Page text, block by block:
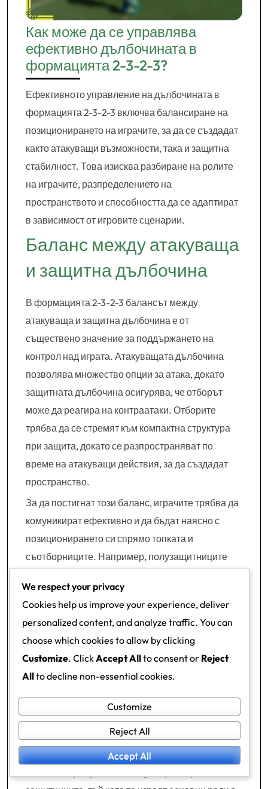
Как може да се управлява
ефективно дълбочината в
формацията 2-3-2-3?
Ефективното управление на дълбочината в
формацията 2-3-2-3 включва балансиране на
позиционирането на играчите, за да се създадат
както атакуващи възможности, така и защитна
стабилност. Това изисква разбиране на ролите
на играчите, разпределението на
пространството и способността да се адаптират
в зависимост от игровите сценарии.
Баланс между атакуваща
и защитна дълбочина
В формацията 2-3-2-3 балансът между
атакуваща и защитна дълбочина е от
съществено значение за поддържането на
контрол над играта. Атакуващата дълбочина
позволява множество опции за атака, докато
защитната дълбочина осигурява, че отборът
може да реагира на контраатаки. Отборите
трябва да се стремят към компактна структура
при защита, докато се разпространяват по
време на атакуващи действия, за да създадат
пространство.
За да постигнат този баланс, играчите трябва да
комуникират ефективно и да бъдат наясно с
позиционирането си спрямо топката и
съотборниците. Например, полузащитниците
същевременно са готови да се върнат назад,
когато притежанието бъде загубено. Тази двойна
отговорност помага да се поддържа формата и
ефективността на отбора.
Ключови играчи за
поддържане на
дълбочината
Ключовите играчи в формацията 2-3-2-3
We respect your privacy
Cookies help us improve your experience, deliver
personalized content, and analyze traffic. You can
choose which cookies to allow by clicking
Customize. ClickAccept Allto consent or Reject
Allto decline non-essential cookies.
Customize
Reject All
Accept All